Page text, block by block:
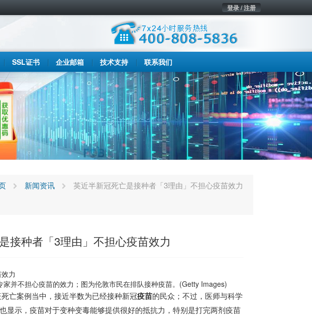
登录 / 注册
SSL证书 企业邮箱 技术支持 联系我们
新闻资讯 英近半新冠死亡是接种者「3理由」不担心疫苗效力
接种者「3理由」不担心疫苗效力
并不担心疫苗的效力；图为伦敦市民在排队接种疫苗。(Getty Images)
亡案例当中，接近半数为已经接种新冠疫苗的民众；不过，医师与科学
显示，疫苗对于变种变毒能够提供很好的抵抗力，特别是打完两剂疫苗